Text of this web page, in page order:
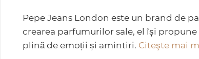
Pepe Jeans London este un brand de
crearea parfumurilor sale, el își
plină de emoții și amintiri. Citeşte mai